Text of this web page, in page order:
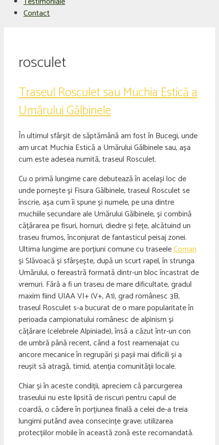
Contact
rosculet
Traseul Rosculet sau Muchia Estică a
Umărului Gălbinele
În ultimul sfârșit de săptămână am fost în Bucegi, unde
am urcat Muchia Estică a Umărului Gălbinele sau, așa
cum este adesea numită, traseul Rosculet.
Cu o primă lungime care debutează în același loc de
unde pornește și Fisura Gălbinele, traseul Rosculet se
înscrie, așa cum îi spune și numele, pe una dintre
muchiile secundare ale Umărului Gălbinele, și combină
cățărarea pe fisuri, hornuri, diedre și fețe, alcătuind un
traseu frumos, înconjurat de fantasticul peisaj zonei.
Ultima lungime are porțiuni comune cu traseeleComan
și Slăvoacă și sfârșește, după un scurt rapel, în strunga
Umărului, o fereastră formată dintr-un bloc încastrat de
vremuri. Fără a fi un traseu de mare dificultate, gradul
maxim fiind UIAA VI+ (V+, A1), grad românesc 3B,
traseul Rosculet s-a bucurat de o mare popularitate în
perioada campionatului românesc de alpinism și
cățărare (celebrele Alpiniade), însă a căzut într-un con
de umbră până recent, când a fost reamenajat cu
ancore mecanice în regrupări și pașii mai dificili și a
reușit să atragă, timid, atenția comunității locale.
Chiar și în aceste condiții, apreciem că parcurgerea
traseului nu este lipsită de riscuri pentru capul de
coardă, o căđere în porțiunea finală a celei de-a treia
lungimi putând avea consecințe grave; utilizarea
protecțiilor mobile în această zonă este recomandată.